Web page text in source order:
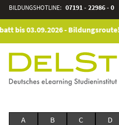
BILDUNGSHOTLINE: 07191 - 22986 - 0
bis 03.09.2026 - Bildungsroute!
A B C D